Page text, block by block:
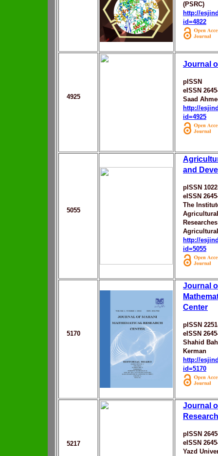
(PSRC)
http://
id=4822
4925
Journal
pISSN
eISSN
Saad
http://
id=4925
5055
and
pISSN
eISSN
The
http://
id=5055
5170
Journal
Center
pISSN
eISSN
Shahid
Kerman
http://
id=5170
5217
Journal
Research
pISSN
eISSN
Yazd